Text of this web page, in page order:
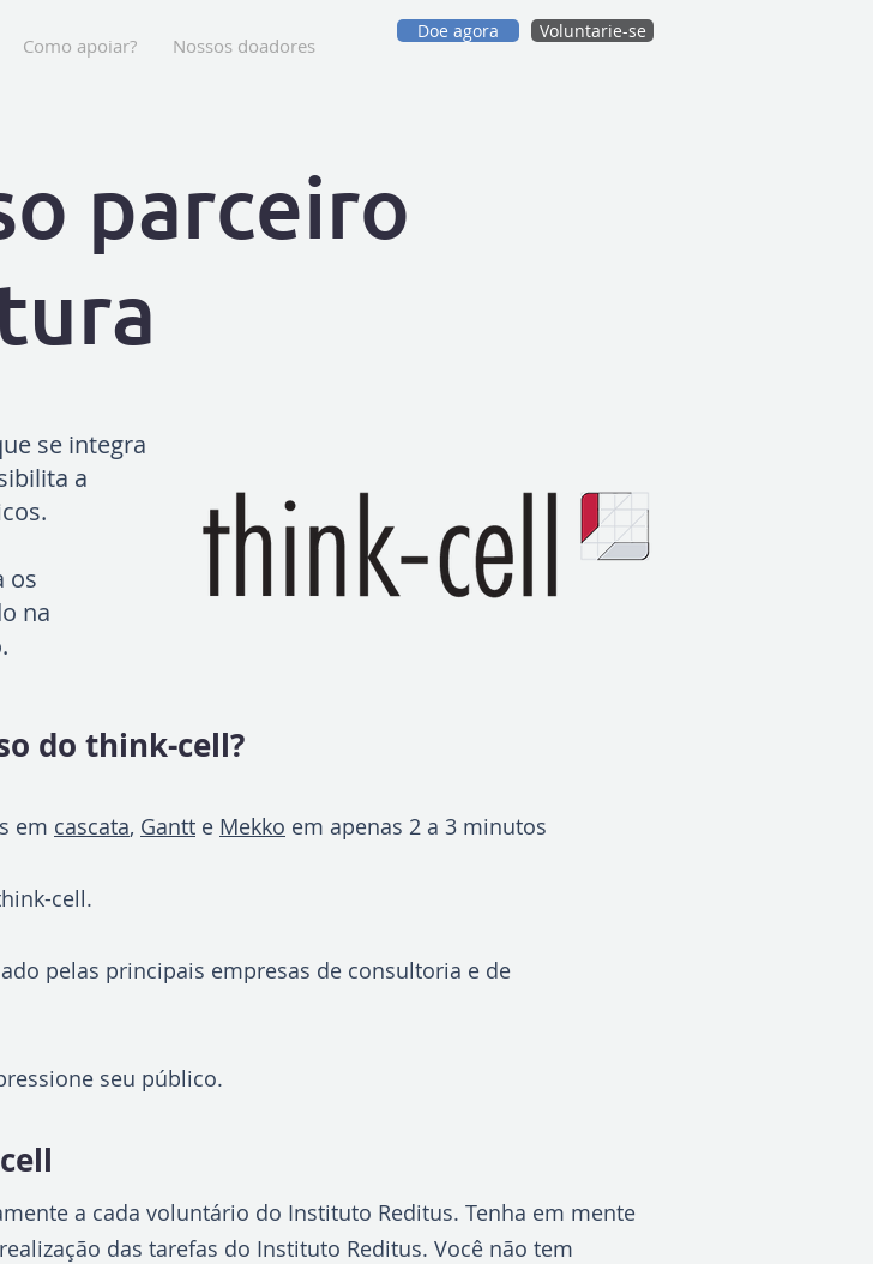
Como apoiar? Nossos doadores
Doe agora Voluntarie-se
parceiro
se integra
a
os
na
do think-cell?
em cascata, Gantt e Mekko em apenas 2 a 3 minutos
cell.
pelas principais empresas de consultoria e de
seu público.
a cada voluntário do Instituto Reditus. Tenha em mente
das tarefas do Instituto Reditus. Você não tem